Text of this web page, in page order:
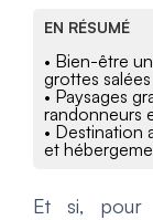
EN RÉSUMÉ
• Bien-être
grottes
• Paysages
randonneurs
• Destination
et
Et si, pour